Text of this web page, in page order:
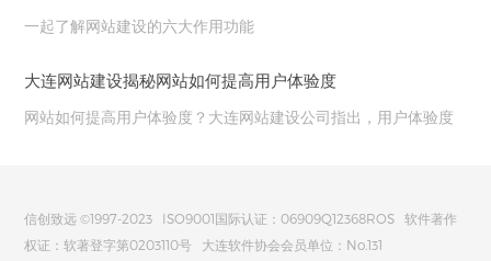
一起了解网站建设的六大作用功能
大连网站建设揭秘网站如何提高用户体验度
网站如何提高用户体验度？大连网站建设公司指出，用户体验度
视这些，网站质量从哪里来？
信创致远 ©1997-2023 ISO9001国际认证：06909Q12368ROS 软件著作
权证：软著登字第0203110号 大连软件协会会员单位：No.131